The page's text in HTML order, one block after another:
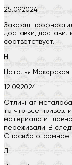
25.09.2024
Заказал
доставки,
соответствует.
Н
Наталья Макарская
12.09.2024
Отличная
то что все
материала и
переживали! В
Спасибо огромное
Д